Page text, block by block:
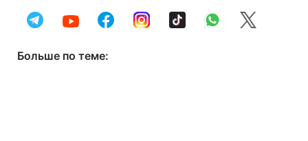
Больше по теме: